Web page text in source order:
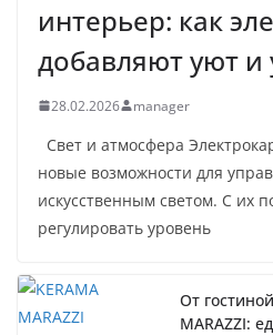
интерьер: как
добавляют уют и
28.02.2026 manager
Свет и атмосфера
новые возможности для
искусственным светом. С их
регулировать уровень
От
MARAZZI: